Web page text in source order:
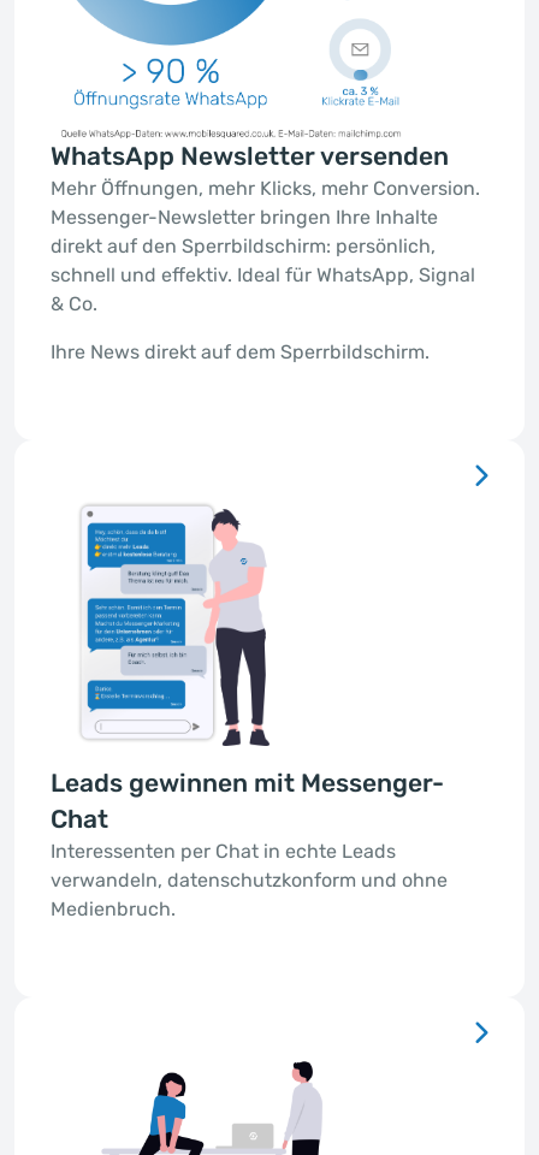
WhatsApp Newsletter versenden
Mehr Öffnungen, mehr Klicks, mehr Conversion.
Messenger-Newsletter bringen Ihre Inhalte
direkt auf den Sperrbildschirm: persönlich,
schnell und effektiv. Ideal für WhatsApp, Signal
& Co.
Ihre News direkt auf dem Sperrbildschirm.
Leads gewinnen mit Messenger-
Chat
Interessenten per Chat in echte Leads
verwandeln, datenschutzkonform und ohne
Medienbruch.